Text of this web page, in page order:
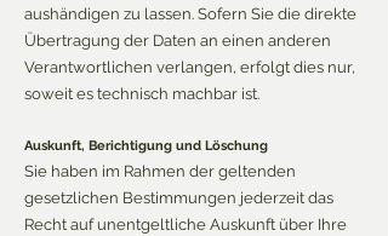
aushändigen zu lassen. Sofern Sie die direkte
Übertragung der Daten an einen anderen
Verantwortlichen verlangen, erfolgt dies nur,
soweit es technisch machbar ist.
Auskunft, Berichtigung und Löschung
Sie haben im Rahmen der geltenden
gesetzlichen Bestimmungen jederzeit das
Recht auf unentgeltliche Auskunft über Ihre